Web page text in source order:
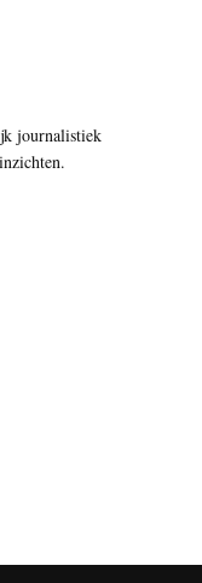
journalistiek